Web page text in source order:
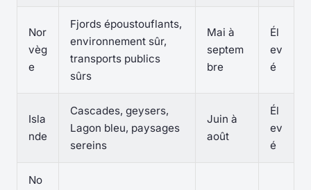
Nor
vèg
e
Fjords époustouflants,
environnement sûr,
transports publics
sûrs
Mai à
septem
bre
Él
ev
é
Isla
nde
Cascades, geysers,
Lagon bleu, paysages
sereins
Juin à
août
Él
ev
é
No